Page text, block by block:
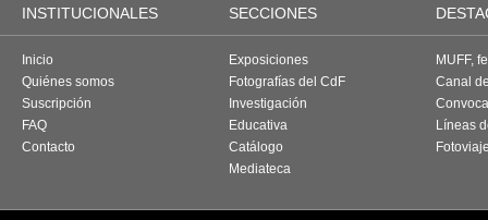
INSTITUCIONALES SECCIONES
Inicio
Quiénes somos
Suscripción
FAQ
Contacto
Exposiciones
Fotografías del CdF
Investigación
Educativa
Catálogo
Mediateca
MUFF,
Canal
Líneas